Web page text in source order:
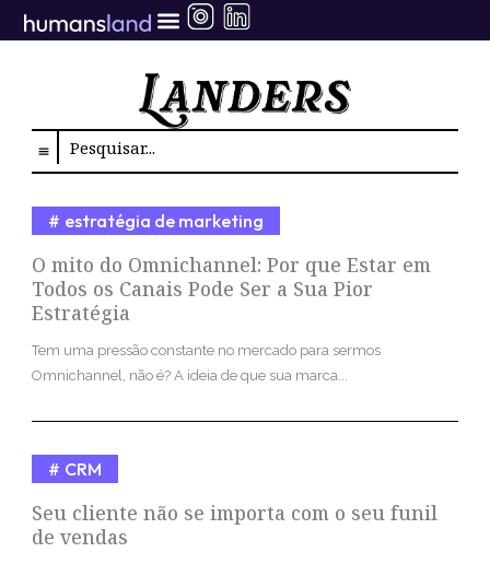
para
Search
O mito do Omnichannel: Por que Estar em
Todos os Canais Pode Ser a Sua Pior
Estratégia
estratégia de marketing
Tem uma pressão constante no mercado para sermos
Omnichannel, não é? A ideia de que sua marca...
Seu cliente não se importa com o seu funil
de vendas
CRM